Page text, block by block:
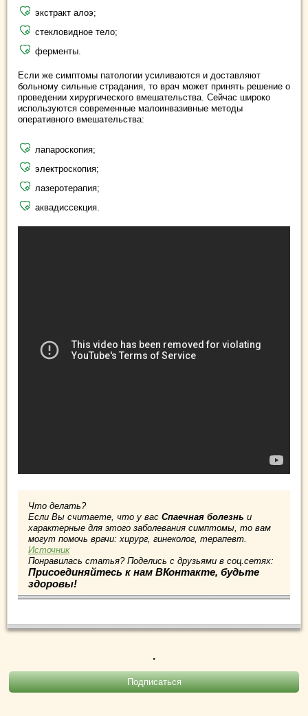
экстракт алоэ;
стекловидное тело;
ферменты.
Если же симптомы патологии усиливаются и доставляют
больному сильные страдания, то врач может принять решение о
проведении хирургического вмешательства. Сейчас широко
используются современные малоинвазивные методы
оперативного вмешательства:
лапароскопия;
электроскопия;
лазеротерапия;
аквадиссекция.
Что делать?
Если Вы считаете, что у вас Спаечная болезнь и
характерные для этого заболевания симптомы, то вам
могут помочь врачи: хирург, гинеколог, терапевт.
Источник
Понравилась статья? Поделись с друзьями в соц.сетях:
Присоединяйтесь к нам ВКонтакте, будьте
здоровы!
.